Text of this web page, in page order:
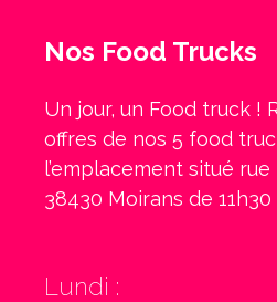
Nos Food Trucks
Un jour, un Food truck !
offres de nos 5 food
l’emplacement situé
38430 Moirans de 11h30
Lundi :